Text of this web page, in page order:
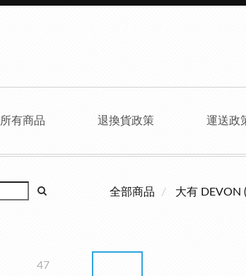
所有商品 退換貨政策 運送政
47
全部商品 大有 DEVON